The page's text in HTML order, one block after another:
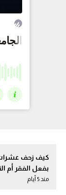
كيف زحف عشرات
بفعل الفقر أم
مند 5 أيام